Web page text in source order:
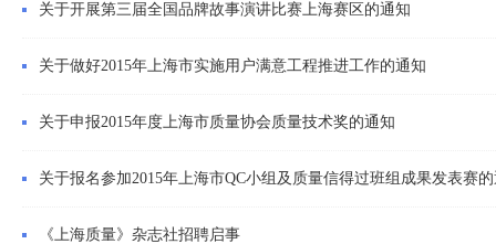
关于开展第三届全国品牌故事演讲比赛上海赛区的通知
关于做好2015年上海市实施用户满意工程推进工作的通知
关于申报2015年度上海市质量协会质量技术奖的通知
关于报名参加2015年上海市QC小组及质量信得过班组成果发表赛
《上海质量》杂志社招聘启事